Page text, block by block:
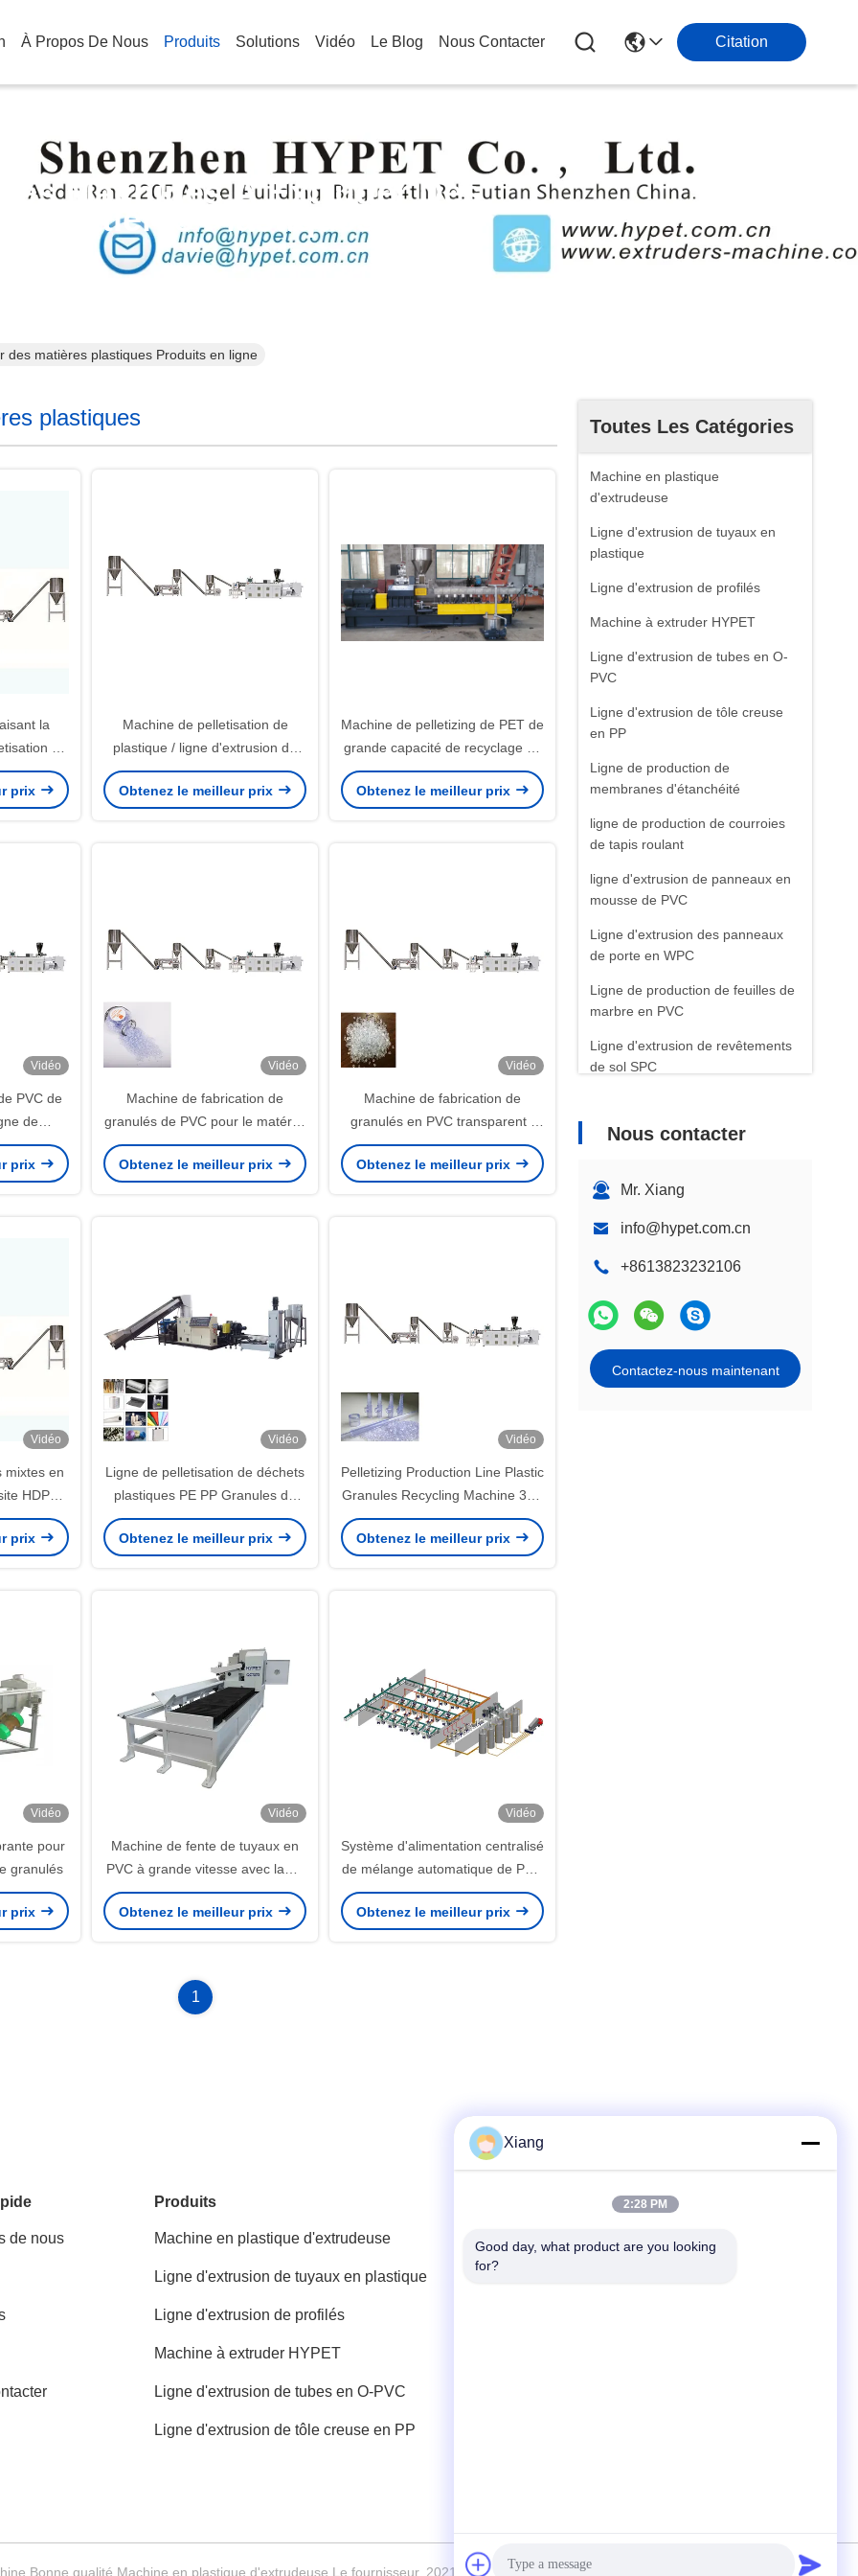
À Propos De Nous Produits Solutions Vidéo Le Blog Nous Contacter Citation
Machines À Extruder Des
Matières Plastiques
des matières plastiques Produits en ligne
Toutes Les Catégories
Machine en plastique
d'extrudeuse
Ligne d'extrusion de tuyaux en
plastique
Ligne d'extrusion de profilés
Machine à extruder HYPET
Ligne d'extrusion de tubes en O-
PVC
Ligne d'extrusion de tôle creuse
en PP
Ligne de production de
membranes d'étanchéité
ligne de production de courroies
de tapis roulant
ligne d'extrusion de panneaux en
mousse de PVC
Ligne d'extrusion des panneaux
de porte en WPC
Ligne de production de feuilles de
marbre en PVC
Ligne d'extrusion de revêtements
de sol SPC
matières plastiques
Nous contacter
Mr. Xiang
info@hypet.com.cn
+8613823232106
Contactez-nous maintenant
plastiques
la
de
prix
Machine de pelletisation de
plastique / ligne d'extrusion de
granulés de PVC
Obtenez le meilleur prix
Machine de pelletizing de PET de
grande capacité de recyclage de
PVC extrudeuse à double vis à
eau de rinçage des brins de
Obtenez le meilleur prix
Vidéo
PVC de
de
de
câble
prix
Vidéo
Machine de fabrication de
granulés de PVC pour le matériel
de PVC par injection
Obtenez le meilleur prix
Vidéo
Machine de fabrication de
granulés en PVC transparent /
ligne de pelletisation en plastique
Obtenez le meilleur prix
Vidéo
mixtes en
HDPE /
de
prix
Vidéo
Ligne de pelletisation de déchets
plastiques PE PP Granules de
fabrication de machine jusqu'à
1000 kg/h
Obtenez le meilleur prix
Vidéo
Pelletizing Production Line Plastic
Granules Recycling Machine 37 -
132Kw
Obtenez le meilleur prix
Vidéo
pour
granulés
prix
Vidéo
Machine de fente de tuyaux en
PVC à grande vitesse avec lame
de bonne qualité
Obtenez le meilleur prix
Vidéo
Système d'alimentation centralisé
de mélange automatique de PVC
pour les matières plastiques
industrielles
Obtenez le meilleur prix
1
de nous
Produits
Machine en plastique d'extrudeuse
Ligne d'extrusion de tuyaux en plastique
Ligne d'extrusion de profilés
Machine à extruder HYPET
Ligne d'extrusion de tubes en O-PVC
Ligne d'extrusion de tôle creuse en PP
Télégramme
Bonne qualité Machine en plastique d'extrudeuse Le fournisseur. 2021-2026 Shenzhen HYPET Co., Ltd. Tous les droits réservés.
Xiang
2:28 PM
Good day, what product are you looking
for?